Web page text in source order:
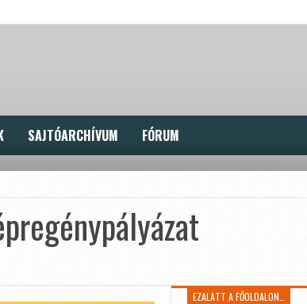
SAJTÓARCHÍVUM FÓRUM
EZALATT A FŐOLDALON…